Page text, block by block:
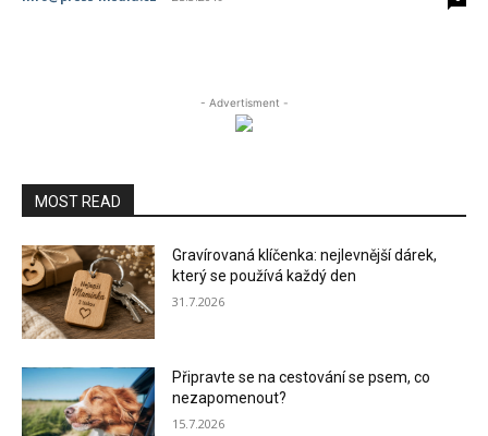
- Advertisment -
MOST READ
Gravírovaná klíčenka: nejlevnější dárek,
který se používá každý den
31.7.2026
Připravte se na cestování se psem, co
nezapomenout?
15.7.2026